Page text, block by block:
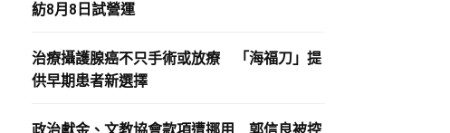
紡8月8日試營運
治療攝護腺癌不只手術或放療 「海福刀」提
供早期患者新選擇